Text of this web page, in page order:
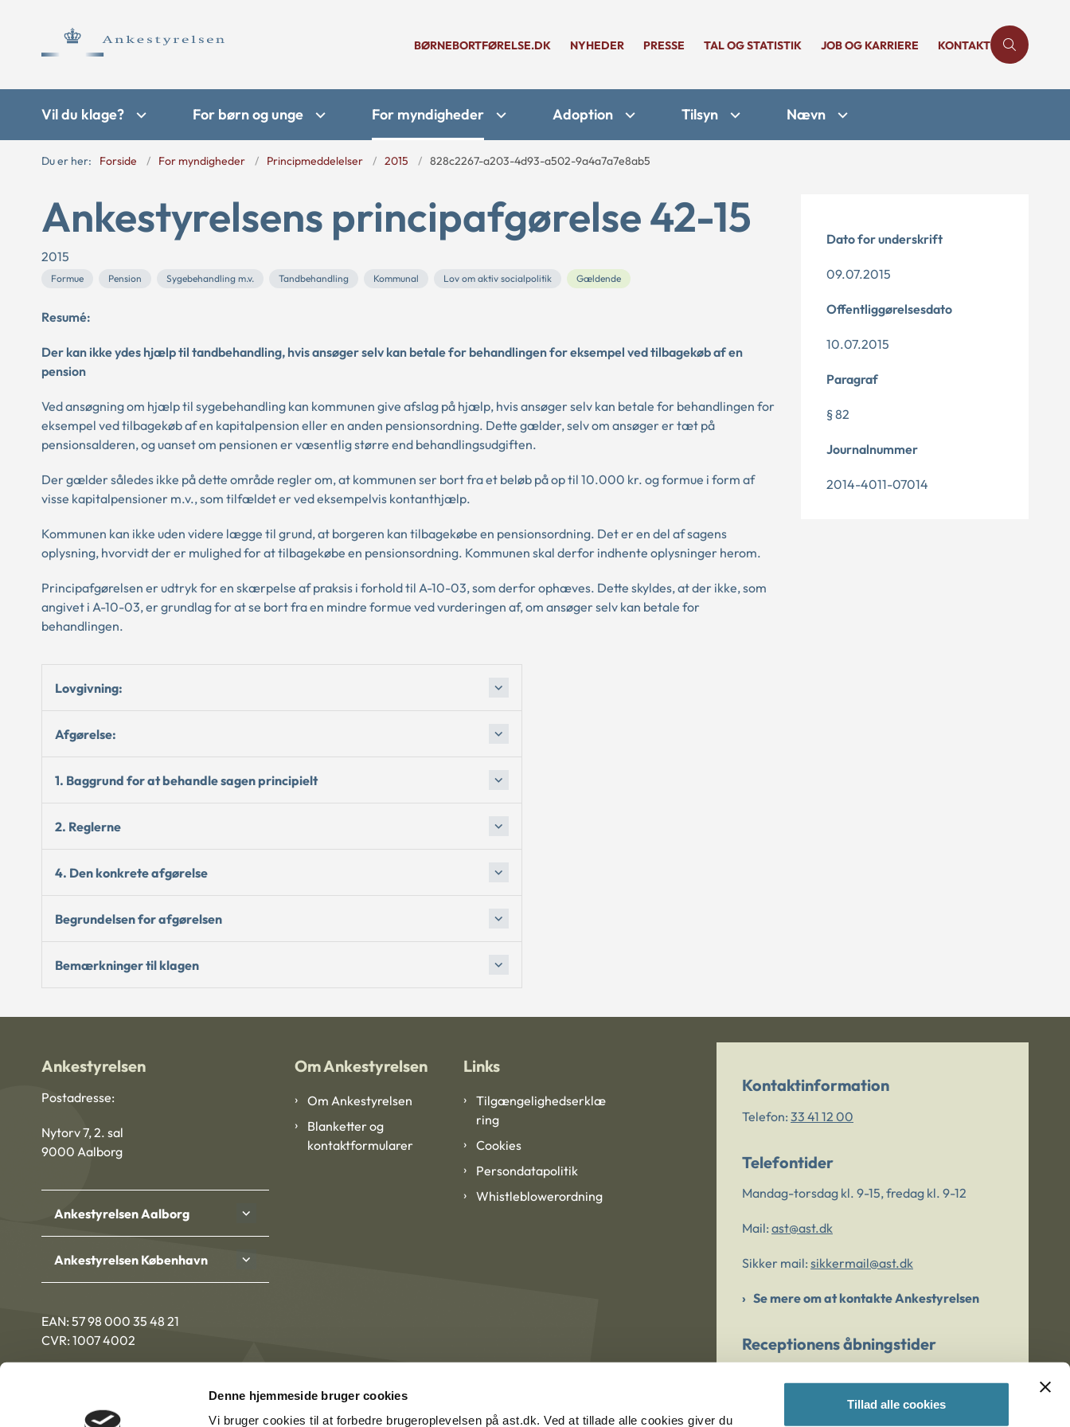
Denne hjemmeside bruger cookies
Vi bruger cookies til at forbedre brugeroplevelsen på ast.dk. Ved at tillade alle cookies giver du
Tillad alle cookies
BØRNEBORTFØRELSE.DK NYHEDER PRESSE TAL OG STATISTIK JOB OG KARRIERE KONTAKT
Vil du klage? For børn og unge For myndigheder Adoption Tilsyn Nævn
Du er her: Forside For myndigheder Principmeddelelser 2015 828c2267-a203-4d93-a502-9a4a7a7e8ab5
Ankestyrelsens principafgørelse 42-15
2015
Formue Pension Sygebehandling m.v. Tandbehandling Kommunal Lov om aktiv socialpolitik Gældende
Resumé:
Der kan ikke ydes hjælp til tandbehandling, hvis ansøger selv kan betale for behandlingen for eksempel ved tilbagekøb af en
pension
Ved ansøgning om hjælp til sygebehandling kan kommunen give afslag på hjælp, hvis ansøger selv kan betale for behandlingen for
eksempel ved tilbagekøb af en kapitalpension eller en anden pensionsordning. Dette gælder, selv om ansøger er tæt på
pensionsalderen, og uanset om pensionen er væsentlig større end behandlingsudgiften.
Der gælder således ikke på dette område regler om, at kommunen ser bort fra et beløb på op til 10.000 kr. og formue i form af
visse kapitalpensioner m.v., som tilfældet er ved eksempelvis kontanthjælp.
Kommunen kan ikke uden videre lægge til grund, at borgeren kan tilbagekøbe en pensionsordning. Det er en del af sagens
oplysning, hvorvidt der er mulighed for at tilbagekøbe en pensionsordning. Kommunen skal derfor indhente oplysninger herom.
Principafgørelsen er udtryk for en skærpelse af praksis i forhold til A-10-03, som derfor ophæves. Dette skyldes, at der ikke, som
angivet i A-10-03, er grundlag for at se bort fra en mindre formue ved vurderingen af, om ansøger selv kan betale for
behandlingen.
Lovgivning:
Afgørelse:
1. Baggrund for at behandle sagen principielt
2. Reglerne
4. Den konkrete afgørelse
Begrundelsen for afgørelsen
Bemærkninger til klagen
Dato for underskrift
09.07.2015
Offentliggørelsesdato
10.07.2015
Paragraf
§ 82
Journalnummer
2014-4011-07014
Ankestyrelsen
Postadresse:
Nytorv 7, 2. sal
9000 Aalborg
Ankestyrelsen Aalborg
Ankestyrelsen København
EAN: 57 98 000 35 48 21
CVR: 1007 4002
Om Ankestyrelsen
Om Ankestyrelsen
Blanketter og
kontaktformularer
Links
Tilgængelighedserklæ
ring
Cookies
Persondatapolitik
Whistleblowerordning
Kontaktinformation
Telefon: 33 41 12 00
Telefontider
Mandag-torsdag kl. 9-15, fredag kl. 9-12
Mail: ast@ast.dk
Sikker mail: sikkermail@ast.dk
Se mere om at kontakte Ankestyrelsen
Receptionens åbningstider